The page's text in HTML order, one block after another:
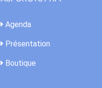
Agenda
Présentation
Boutique